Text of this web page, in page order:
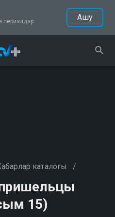
сериалдар
Ашу
каталогы /
15)